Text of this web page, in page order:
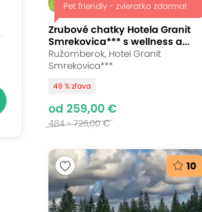
Pet friendly - zvieratko zdarma!
Zrubové chatky Hotela Granit
Smrekovica*** s wellness a...
Ružomberok, Hotel Granit
Smrekovica***
49 % zľava
od 259,00 €
484 - 726,00 €
10